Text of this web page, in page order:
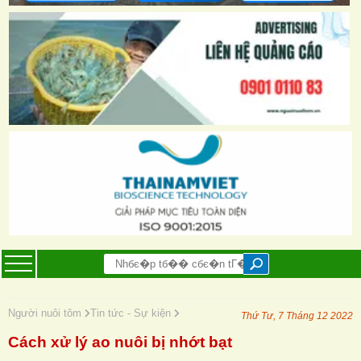
Người nuôi tôm Tin tức - Sự kiện Thứ Tư, 7 Tháng 12 2022
Cách xử lý ao nuôi bị nhớt bạt